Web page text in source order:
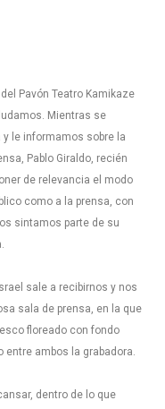
Pavón Teatro Kamikaze
Mientras se
le informamos sobre la
Pablo Giraldo, recién
de relevancia el modo
como a la prensa, con
sintamos parte de su
sale a recibirnos y nos
sala de prensa, en la que
floreado con fondo
entre ambos la grabadora.
dentro de lo que